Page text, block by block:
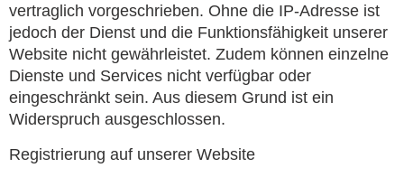
vertraglich vorgeschrieben. Ohne die IP-Adresse ist
jedoch der Dienst und die Funktionsfähigkeit unserer
Website nicht gewährleistet. Zudem können einzelne
Dienste und Services nicht verfügbar oder
eingeschränkt sein. Aus diesem Grund ist ein
Widerspruch ausgeschlossen.
Registrierung auf unserer Website